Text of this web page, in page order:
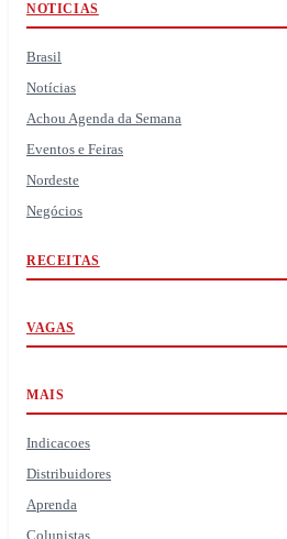
NOTICIAS
Brasil
Notícias
Achou Agenda da Semana
Eventos e Feiras
Nordeste
Negócios
RECEITAS
VAGAS
MAIS
Indicacoes
Distribuidores
Aprenda
Colunistas